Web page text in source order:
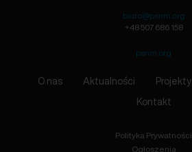
biuro@psnm.org
+48 507 686 158
psnm.org
O nas Aktualności Projekty
Kontakt
Polityka Prywatności
Ogłoszenia